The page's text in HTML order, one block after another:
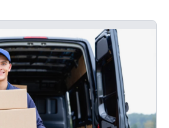
оплаты и без задержек.